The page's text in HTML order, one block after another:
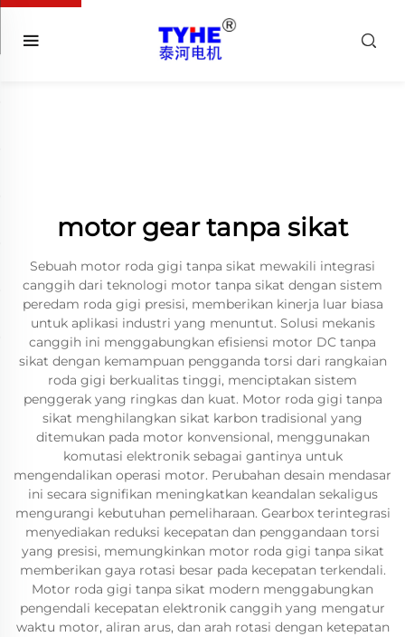
motor gear tanpa sikat
Sebuah motor roda gigi tanpa sikat mewakili integrasi
canggih dari teknologi motor tanpa sikat dengan sistem
peredam roda gigi presisi, memberikan kinerja luar biasa
untuk aplikasi industri yang menuntut. Solusi mekanis
canggih ini menggabungkan efisiensi motor DC tanpa
sikat dengan kemampuan pengganda torsi dari rangkaian
roda gigi berkualitas tinggi, menciptakan sistem
penggerak yang ringkas dan kuat. Motor roda gigi tanpa
sikat menghilangkan sikat karbon tradisional yang
ditemukan pada motor konvensional, menggunakan
komutasi elektronik sebagai gantinya untuk
mengendalikan operasi motor. Perubahan desain mendasar
ini secara signifikan meningkatkan keandalan sekaligus
mengurangi kebutuhan pemeliharaan. Gearbox terintegrasi
menyediakan reduksi kecepatan dan penggandaan torsi
yang presisi, memungkinkan motor roda gigi tanpa sikat
memberikan gaya rotasi besar pada kecepatan terkendali.
Motor roda gigi tanpa sikat modern menggabungkan
pengendali kecepatan elektronik canggih yang mengatur
waktu motor, aliran arus, dan arah rotasi dengan ketepatan